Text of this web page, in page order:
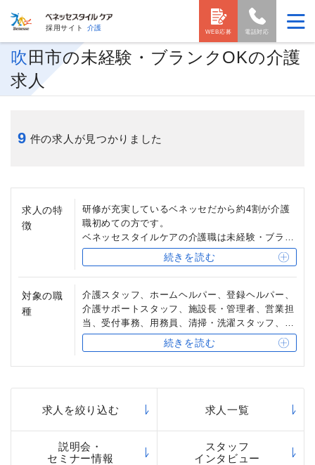
採用サイト 介護
電話対応
WEB応募
吹田市の未経験・ブランクOKの介護
求人
9 件の求人が見つかりました
求人の特
徴
研修が充実しているベネッセだから約4割が介護
職初めての方です。
ベネッセスタイルケアの介護職は未経験・ブラン
クの方を歓迎しています。「入社時研修」では、
ベッドメイキングから高齢者理解まで、さまざま
な側面から介護を学べます。また3ヶ月、7ヶ月目
研修といった節目ごとの研修や、ご自身のステー
ジに合わせた研修も実施されます。また、「短時
間勤務」も可能です。
続きを読む
対象の職
種
介護スタッフ、ホームヘルパー、登録ヘルパー、
介護サポートスタッフ、施設長・管理者、営業担
当、受付事務、用務員、清掃・洗濯スタッフ、宿
直スタッフ
続きを読む
求人を絞り込む 求人一覧
説明会・
セミナー情報
スタッフ
インタビュー